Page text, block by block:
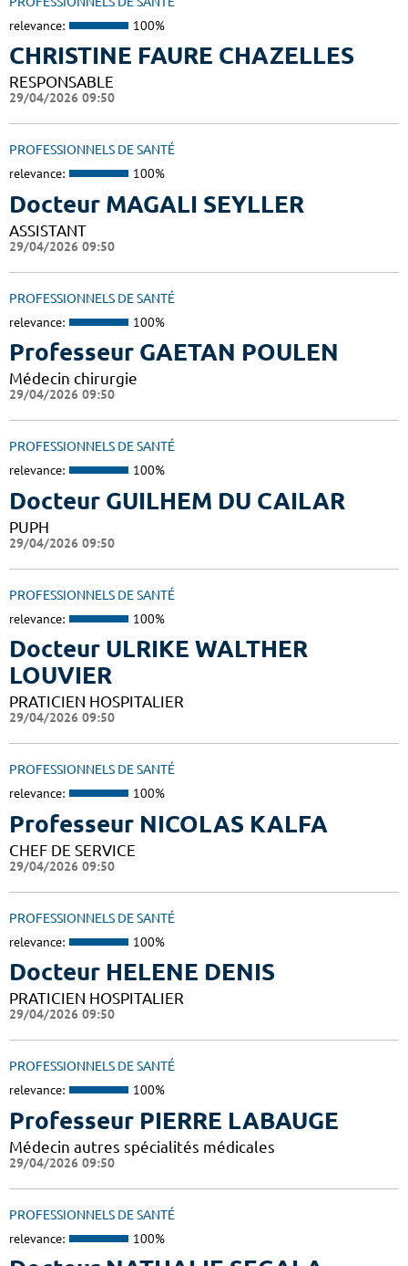
relevance: 100%
CHRISTINE FAURE CHAZELLES
RESPONSABLE
29/04/2026 09:50
PROFESSIONNELS DE SANTÉ
relevance: 100%
Docteur MAGALI SEYLLER
ASSISTANT
29/04/2026 09:50
PROFESSIONNELS DE SANTÉ
relevance: 100%
Professeur GAETAN POULEN
Médecin chirurgie
29/04/2026 09:50
PROFESSIONNELS DE SANTÉ
relevance: 100%
Docteur GUILHEM DU CAILAR
PUPH
29/04/2026 09:50
PROFESSIONNELS DE SANTÉ
relevance: 100%
Docteur ULRIKE WALTHER
LOUVIER
PRATICIEN HOSPITALIER
29/04/2026 09:50
PROFESSIONNELS DE SANTÉ
relevance: 100%
Professeur NICOLAS KALFA
CHEF DE SERVICE
29/04/2026 09:50
PROFESSIONNELS DE SANTÉ
relevance: 100%
Docteur HELENE DENIS
PRATICIEN HOSPITALIER
29/04/2026 09:50
PROFESSIONNELS DE SANTÉ
relevance: 100%
Professeur PIERRE LABAUGE
Médecin autres spécialités médicales
29/04/2026 09:50
PROFESSIONNELS DE SANTÉ
relevance: 100%